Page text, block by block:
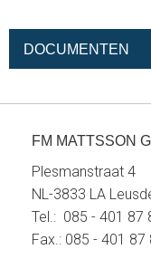
DOCUMENTEN
FM MATTSSON
Plesmanstraat 4
NL-3833 LA
Tel.: 085 - 401 87
Fax.: 085 - 401 87